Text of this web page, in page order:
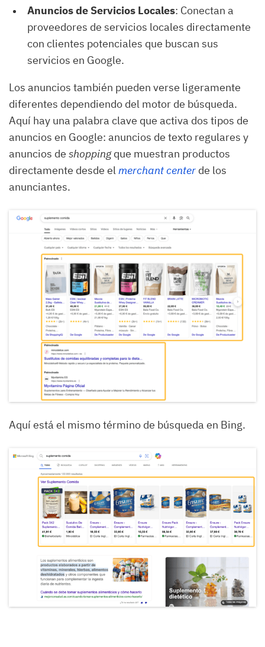
Anuncios de Servicios Locales: Conectan a
proveedores de servicios locales directamente
con clientes potenciales que buscan sus
servicios en Google.
Los anuncios también pueden verse ligeramente
diferentes dependiendo del motor de búsqueda.
Aquí hay una palabra clave que activa dos tipos de
anuncios en Google: anuncios de texto regulares y
anuncios de shoppingque muestran productos
directamente desde elmerchant center de los
anunciantes.
Aquí está el mismo término de búsqueda en Bing.